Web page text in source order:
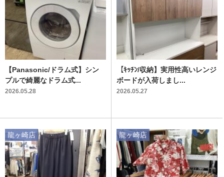
【Panasonic/ドラム式】シン
プルで綺麗なドラム式...
2026.05.28
【ｷｯﾁﾝ/収納】実用性高いレンジ
ボードが入荷しまし...
2026.05.27
龍ヶ崎店 龍ヶ崎店